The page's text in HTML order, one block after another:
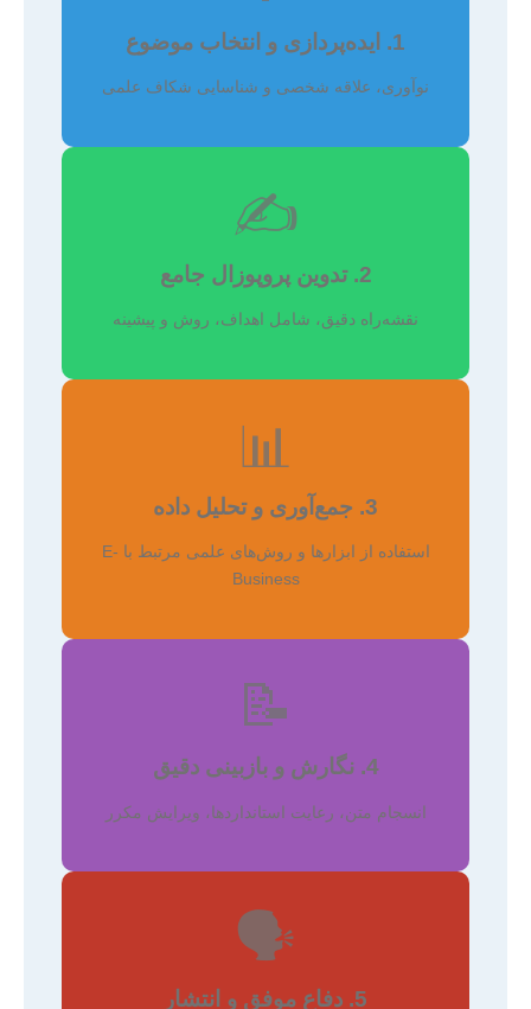
1. ایده‌پردازی و انتخاب موضوع
نوآوری، علاقه شخصی و شناسایی شکاف علمی
✍️
2. تدوین پروپوزال جامع
نقشه‌راه دقیق، شامل اهداف، روش و پیشینه
📊
3. جمع‌آوری و تحلیل داده
استفاده از ابزارها و روش‌های علمی مرتبط با E-
Business
📝
4. نگارش و بازبینی دقیق
انسجام متن، رعایت استانداردها، ویرایش مکرر
🗣️
5. دفاع موفق و انتشار